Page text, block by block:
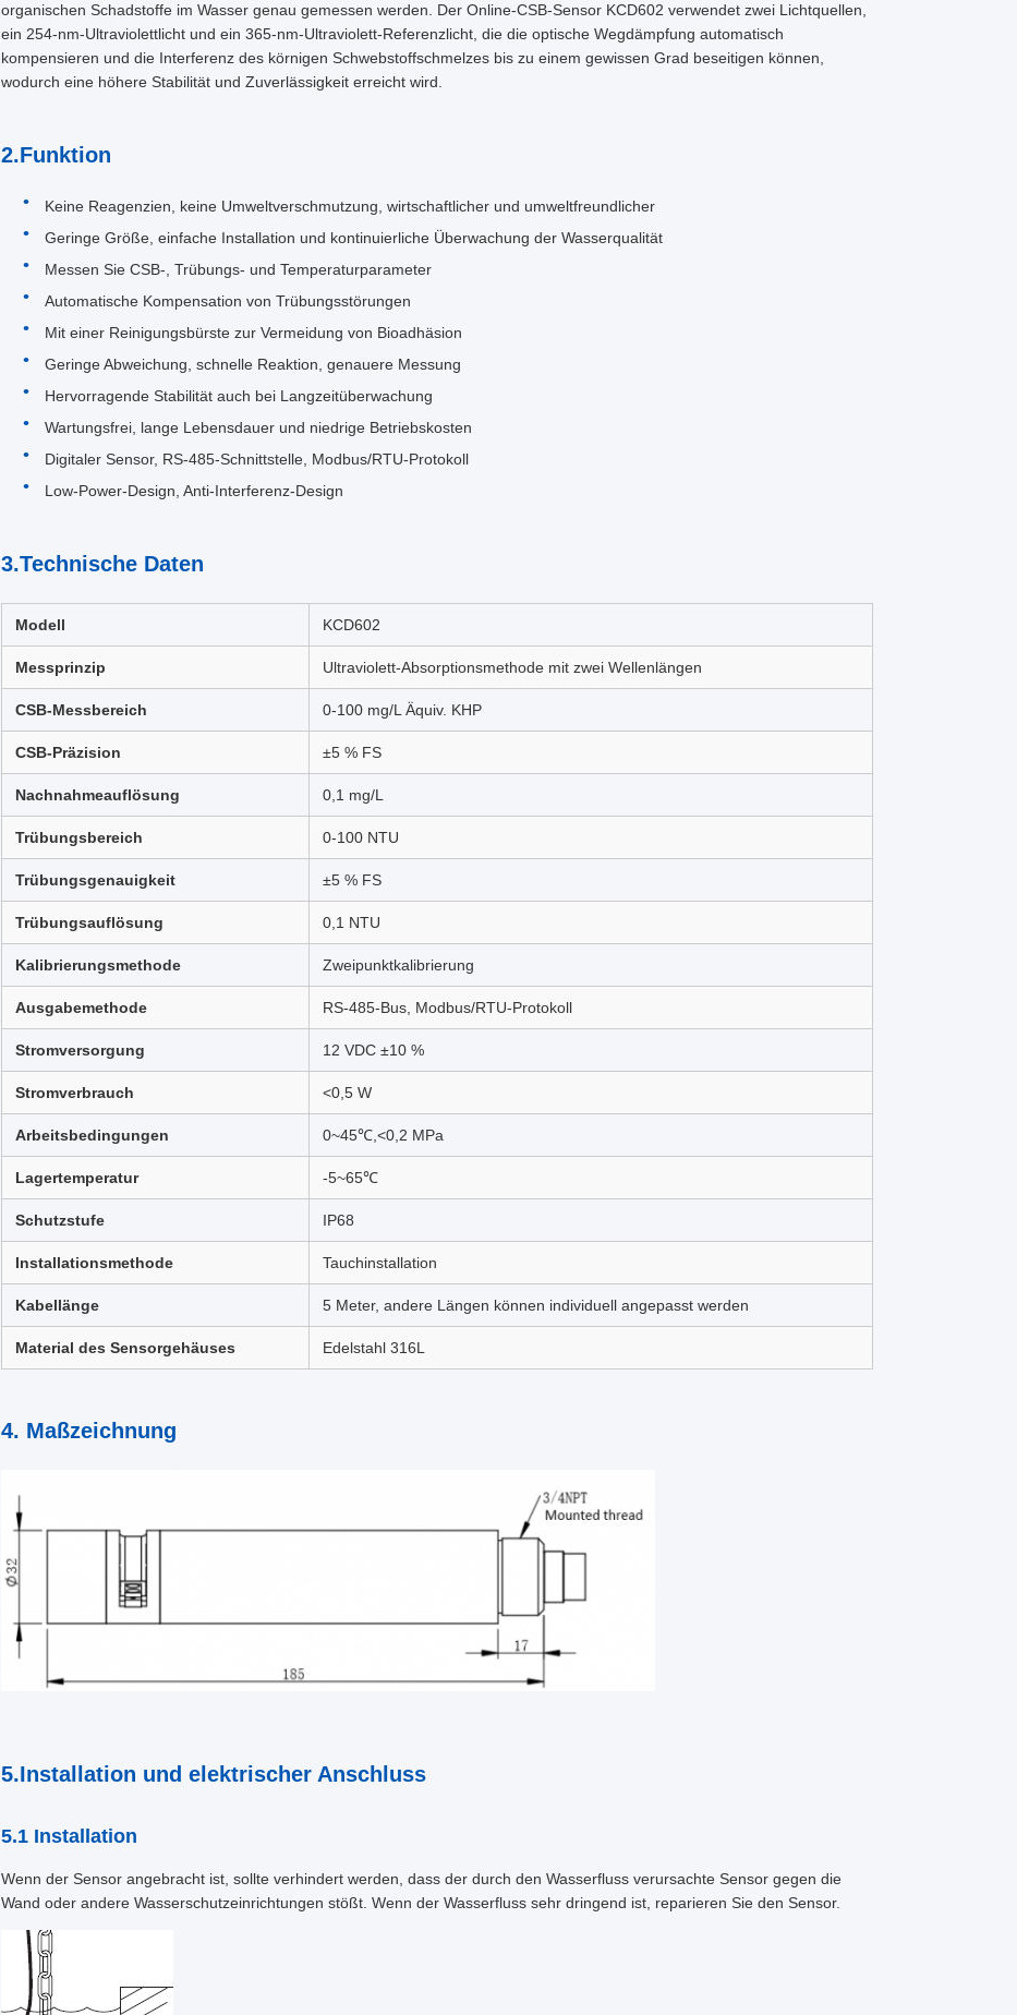
organischen Schadstoffe im Wasser genau gemessen werden. Der Online-CSB-Sensor KCD602 verwendet zwei Lichtquellen,
ein 254-nm-Ultraviolettlicht und ein 365-nm-Ultraviolett-Referenzlicht, die die optische Wegdämpfung automatisch
kompensieren und die Interferenz des körnigen Schwebstoffschmelzes bis zu einem gewissen Grad beseitigen können,
wodurch eine höhere Stabilität und Zuverlässigkeit erreicht wird.
2.Funktion
Keine Reagenzien, keine Umweltverschmutzung, wirtschaftlicher und umweltfreundlicher
Geringe Größe, einfache Installation und kontinuierliche Überwachung der Wasserqualität
Messen Sie CSB-, Trübungs- und Temperaturparameter
Automatische Kompensation von Trübungsstörungen
Mit einer Reinigungsbürste zur Vermeidung von Bioadhäsion
Geringe Abweichung, schnelle Reaktion, genauere Messung
Hervorragende Stabilität auch bei Langzeitüberwachung
Wartungsfrei, lange Lebensdauer und niedrige Betriebskosten
Digitaler Sensor, RS-485-Schnittstelle, Modbus/RTU-Protokoll
Low-Power-Design, Anti-Interferenz-Design
3.Technische Daten
Modell KCD602
Messprinzip Ultraviolett-Absorptionsmethode mit zwei Wellenlängen
CSB-Messbereich 0-100 mg/L Äquiv. KHP
CSB-Präzision ±5 % FS
Nachnahmeauflösung 0,1 mg/L
Trübungsbereich 0-100 NTU
Trübungsgenauigkeit ±5 % FS
Trübungsauflösung 0,1 NTU
Kalibrierungsmethode Zweipunktkalibrierung
Ausgabemethode RS-485-Bus, Modbus/RTU-Protokoll
Stromversorgung 12 VDC ±10 %
Stromverbrauch <0,5 W
Arbeitsbedingungen 0~45℃,<0,2 MPa
Lagertemperatur -5~65℃
Schutzstufe IP68
Installationsmethode Tauchinstallation
Kabellänge 5 Meter, andere Längen können individuell angepasst werden
Material des Sensorgehäuses Edelstahl 316L
4. Maßzeichnung
5.Installation und elektrischer Anschluss
5.1 Installation
Wenn der Sensor angebracht ist, sollte verhindert werden, dass der durch den Wasserfluss verursachte Sensor gegen die
Wand oder andere Wasserschutzeinrichtungen stößt. Wenn der Wasserfluss sehr dringend ist, reparieren Sie den Sensor.